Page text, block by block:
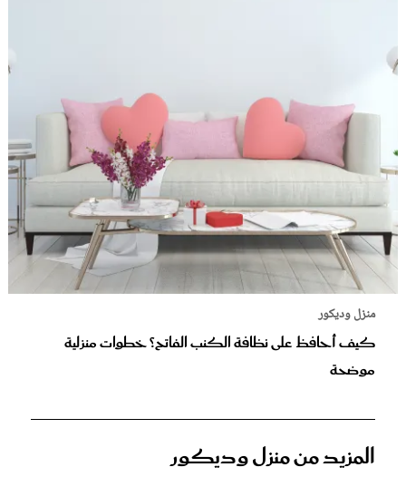
منزل وديكور
كيف أحافظ على نظافة الكنب الفاتح؟ خطوات منزلية
موضحة
المزيد من منزل وديكور